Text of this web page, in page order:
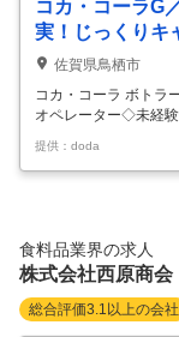
コカ・コーラG
実！じっくりキ
佐賀県鳥栖市
コカ・コーラ ボトラ
オペレーター◇未経
任地選択） 【仕事
経験◎研修充実！じ
的な仕事内容】 【佐
日・繁忙期以外は毎
ーターとしてご活躍
グとして会社全体や
…
提供：doda
食料品業界の求人
株式会社西原商会
総合評価3.1 以上の会社